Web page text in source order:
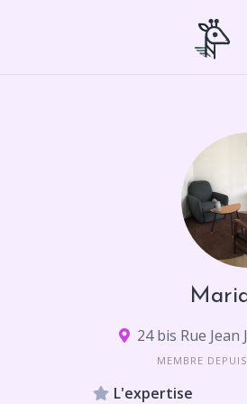
24 bis Rue
MEMBRE
L'expertise